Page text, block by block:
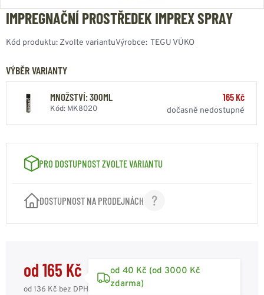
IMPREGNAČNÍ PROSTŘEDEK IMPREX SPRAY
Kód produktu: Zvolte variantuVýrobce: TEGU VÜKO
VÝBĚR VARIANTY
MNOŽSTVÍ: 300ML
Kód: MK8020
165 Kč
dočasně nedostupné
PRO DOSTUPNOST ZVOLTE VARIANTU
DOSTUPNOST NA PRODEJNÁCH
od 165 Kč
od 136 Kč bez DPH
od 40 Kč (od 3000 Kč
zdarma)